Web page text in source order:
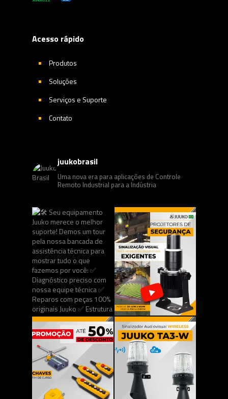
Acesso rápido
Produtos
Soluções
Serviços e Suporte
Contato
juukobrasil
Uma nova era para aplicações de Controle
Remoto Industrial para a Indústria